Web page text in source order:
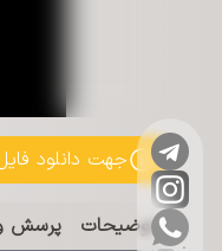
جهت دانلود
توضیحات پرسش